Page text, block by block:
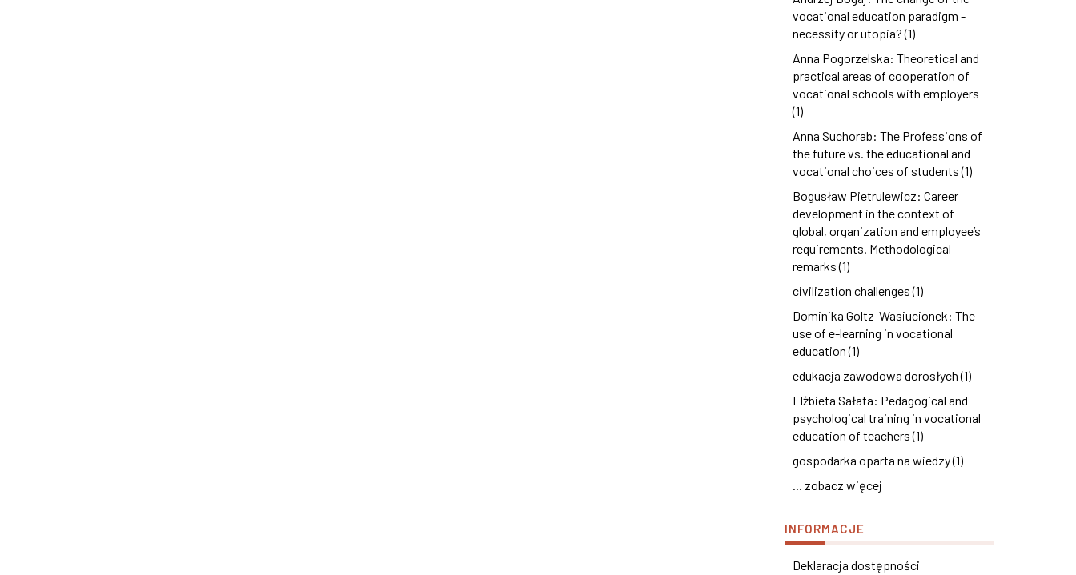
vocational education paradigm -
necessity or utopia? (1)
Anna Pogorzelska: Theoretical and
practical areas of cooperation of
vocational schools with employers
(1)
Anna Suchorab: The Professions of
the future vs. the educational and
vocational choices of students (1)
Bogusław Pietrulewicz: Career
development in the context of
global, organization and employee’s
requirements. Methodological
remarks (1)
civilization challenges (1)
Dominika Goltz-Wasiucionek: The
use of e-learning in vocational
education (1)
edukacja zawodowa dorosłych (1)
Elżbieta Sałata: Pedagogical and
psychological training in vocational
education of teachers (1)
gospodarka oparta na wiedzy (1)
... zobacz więcej
INFORMACJE
Deklaracja dostępności